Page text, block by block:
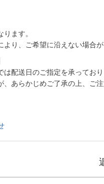
ます。
り、ご希望に沿えない場合
配送日のご指定を承っており
、あらかじめご了承の上、ご